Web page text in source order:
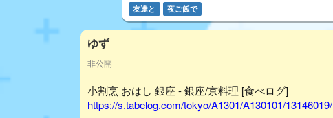
友達と 夜ご飯で
ゆず
非公開
小割烹 おはし 銀座 - 銀座/京料理 [食べログ]
https://s.tabelog.com/tokyo/A1301/A130101/13146019/